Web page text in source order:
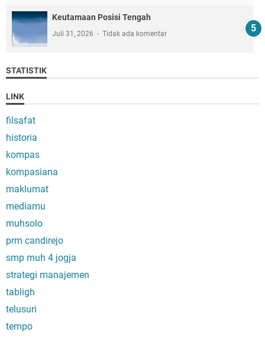
Keutamaan Posisi Tengah
Juli 31, 2026 Tidak ada komentar
STATISTIK
LINK
filsafat
historia
kompas
kompasiana
maklumat
mediamu
muhsolo
prm candirejo
smp muh 4 jogja
strategi manajemen
tabligh
telusuri
tempo